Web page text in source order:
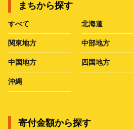
まちから探す
すべて 北海道
関東地方 中部地方
中国地方 四国地方
沖縄
寄付金額から探す